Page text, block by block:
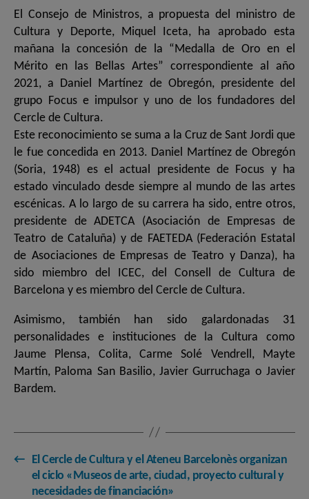
El Consejo de Ministros, a propuesta del ministro de
Cultura y Deporte, Miquel Iceta, ha aprobado esta
mañana la concesión de la “Medalla de Oro en el
Mérito en las Bellas Artes” correspondiente al año
2021, a Daniel Martínez de Obregón, presidente del
grupo Focus e impulsor y uno de los fundadores del
Cercle de Cultura.
Este reconocimiento se suma a la Cruz de Sant Jordi que
le fue concedida en 2013. Daniel Martínez de Obregón
(Soria, 1948) es el actual presidente de Focus y ha
estado vinculado desde siempre al mundo de las artes
escénicas. A lo largo de su carrera ha sido, entre otros,
presidente de ADETCA (Asociación de Empresas de
Teatro de Cataluña) y de FAETEDA (Federación Estatal
de Asociaciones de Empresas de Teatro y Danza), ha
sido miembro del ICEC, del Consell de Cultura de
Barcelona y es miembro del Cercle de Cultura.
Asimismo, también han sido galardonadas 31
personalidades e instituciones de la Cultura como
Jaume Plensa, Colita, Carme Solé Vendrell, Mayte
Martín, Paloma San Basilio, Javier Gurruchaga o Javier
Bardem.
←
El Cercle de Cultura y el Ateneu Barcelonès organizan
el ciclo «Museos de arte, ciudad, proyecto cultural y
necesidades de financiación»